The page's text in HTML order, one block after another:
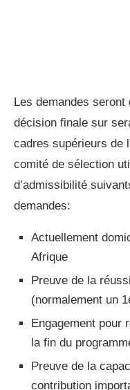
Les demandes seront
décision finale sur
cadres supérieurs de
comité de sélection
d’admissibilité
demandes:
Actuellement
Afrique
Preuve de la
(normalement un
Engagement pour
la fin du
Preuve de la
contribution